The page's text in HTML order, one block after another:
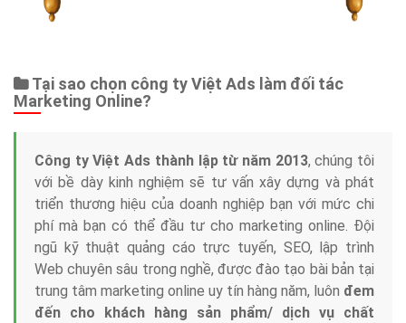
Tại sao chọn công ty Việt Ads làm đối tác
Marketing Online?
Công ty Việt Ads thành lập từ năm 2013, chúng tôi
với bề dày kinh nghiệm sẽ tư vấn xây dựng và phát
triển thương hiệu của doanh nghiệp bạn với mức chi
phí mà bạn có thể đầu tư cho marketing online. Đội
ngũ kỹ thuật quảng cáo trực tuyến, SEO, lập trình
Web chuyên sâu trong nghề, được đào tạo bài bản tại
trung tâm marketing online uy tín hàng năm, luôn đem
đến cho khách hàng sản phẩm/ dịch vụ chất